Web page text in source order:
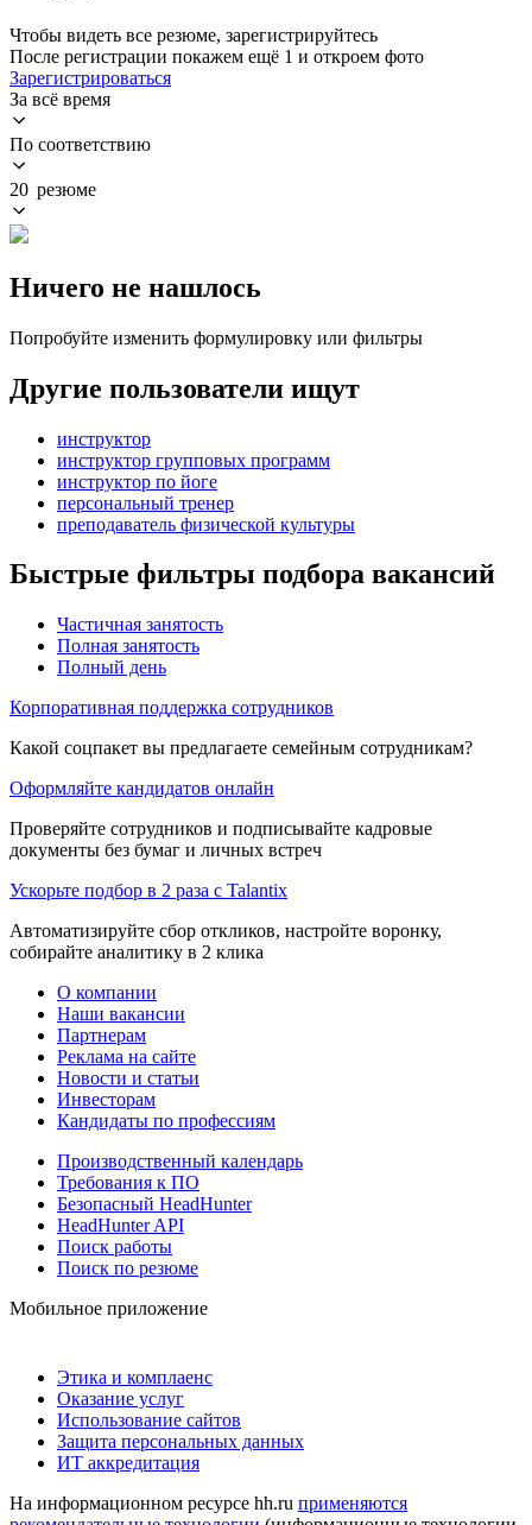
Чтобы видеть все резюме, зарегистрируйтесь
После регистрации покажем ещё 1 и откроем фото
Зарегистрироваться
За всё время
По соответствию
20 резюме
Ничего не нашлось
Попробуйте изменить формулировку или фильтры
Другие пользователи ищут
инструктор
инструктор групповых программ
инструктор по йоге
персональный тренер
преподаватель физической культуры
Быстрые фильтры подбора вакансий
Частичная занятость
Полная занятость
Полный день
Корпоративная поддержка сотрудников
Какой соцпакет вы предлагаете семейным сотрудникам?
Оформляйте кандидатов онлайн
Проверяйте сотрудников и подписывайте кадровые
документы без бумаг и личных встреч
Ускорьте подбор в 2 раза с Talantix
Автоматизируйте сбор откликов, настройте воронку,
собирайте аналитику в 2 клика
О компании
Наши вакансии
Партнерам
Реклама на сайте
Новости и статьи
Инвесторам
Кандидаты по профессиям
Производственный календарь
Требования к ПО
Безопасный HeadHunter
HeadHunter API
Поиск работы
Поиск по резюме
Мобильное приложение
Этика и комплаенс
Оказание услуг
Использование сайтов
Защита персональных данных
ИТ аккредитация
На информационном ресурсе hh.ru применяются